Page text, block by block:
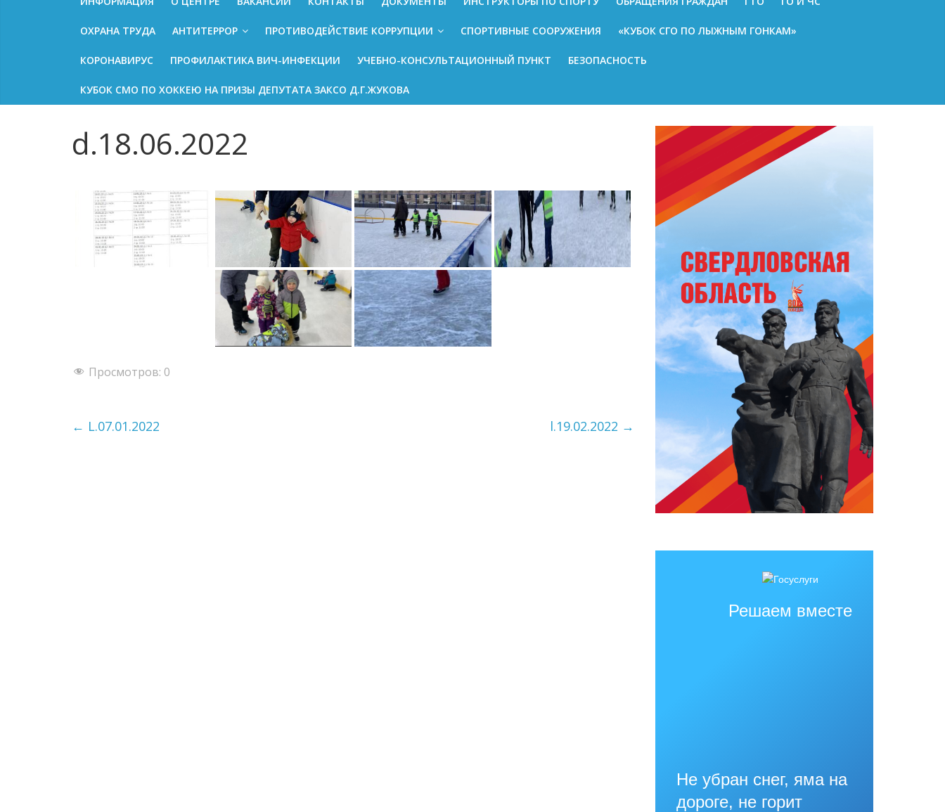
ОХРАНА ТРУДА АНТИТЕРРОР ПРОТИВОДЕЙСТВИЕ КОРРУПЦИИ СПОРТИВНЫЕ СООРУЖЕНИЯ «КУБОК СГО ПО ЛЫЖНЫМ ГОНКАМ»
КОРОНАВИРУС ПРОФИЛАКТИКА ВИЧ-ИНФЕКЦИИ УЧЕБНО-КОНСУЛЬТАЦИОННЫЙ ПУНКТ БЕЗОПАСНОСТЬ
КУБОК СМО ПО ХОККЕЮ НА ПРИЗЫ ДЕПУТАТА ЗАКСО Д.Г.ЖУКОВА
d.18.06.2022
Просмотров: 0
← L.07.01.2022 l.19.02.2022 →
Решаем вместе
Не убран снег, яма на
дороге, не горит